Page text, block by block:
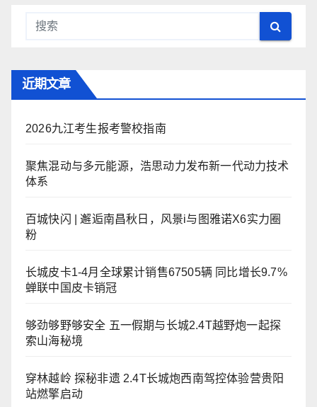
近期文章
2026九江考生报考警校指南
聚焦混动与多元能源，浩思动力发布新一代动力技术
体系
百城快闪 | 邂逅南昌秋日，风景i与图雅诺X6实力圈
粉
长城皮卡1-4月全球累计销售67505辆 同比增长9.7%
蝉联中国皮卡销冠
够劲够野够安全 五一假期与长城2.4T越野炮一起探
索山海秘境
穿林越岭 探秘非遗 2.4T长城炮西南驾控体验营贵阳
站燃擎启动